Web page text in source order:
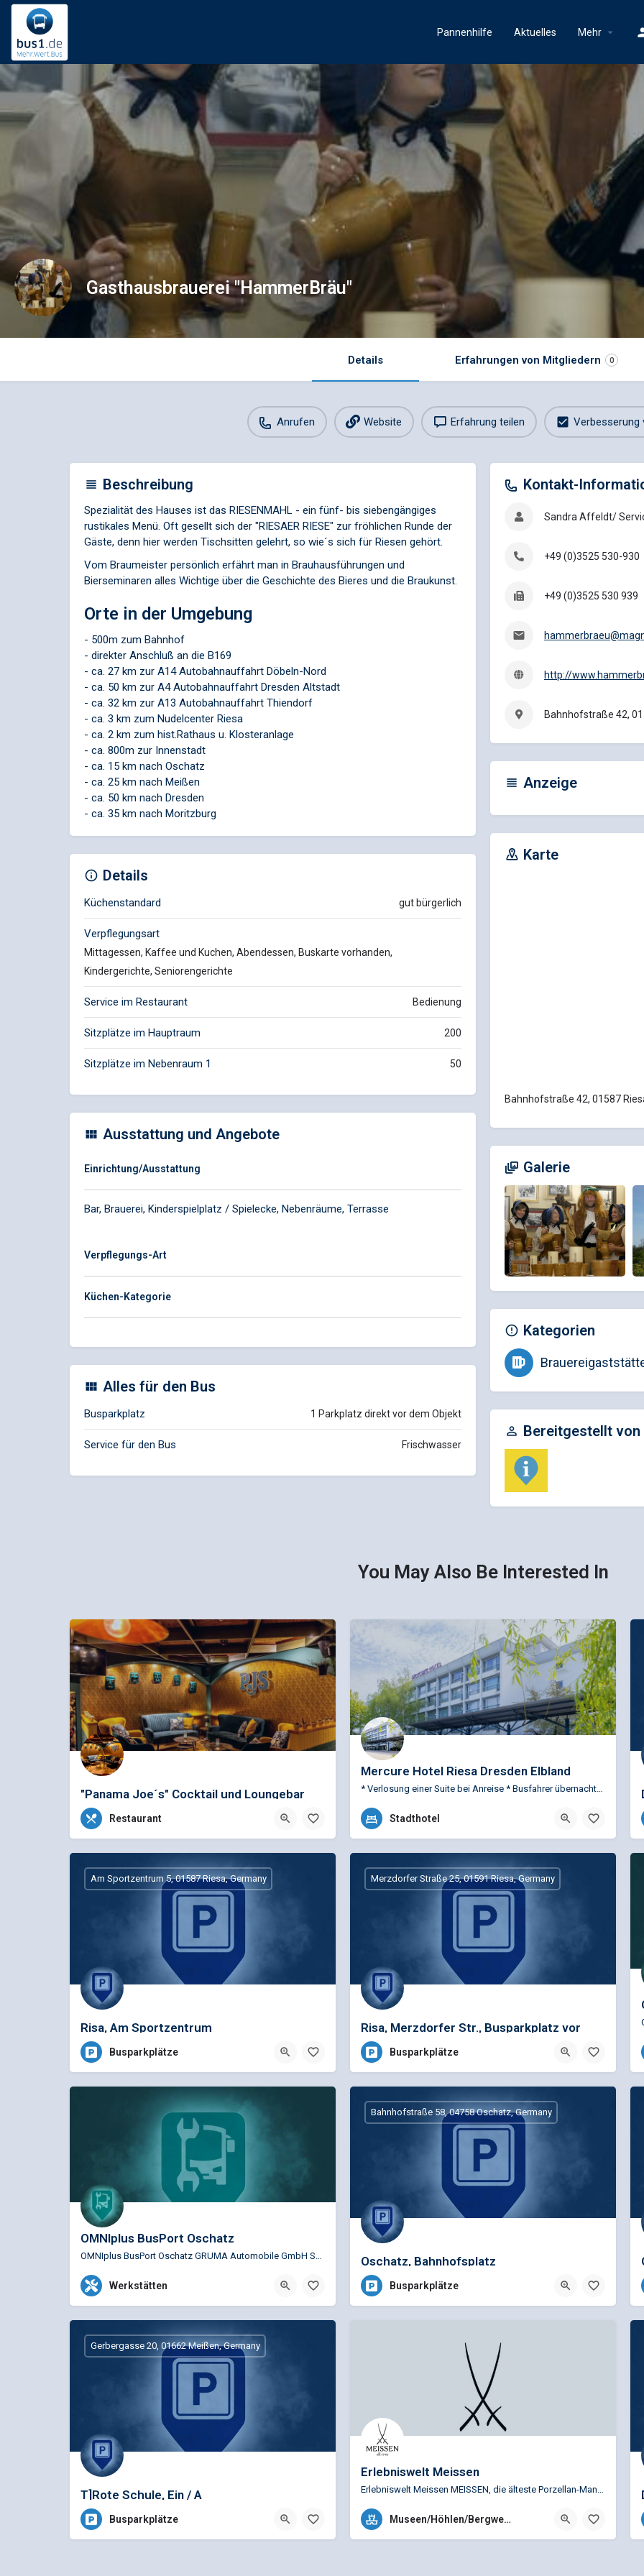
Pannenhilfe Aktuelles Mehr
Gasthausbrauerei "HammerBräu"
Details Erfahrungen von Mitgliedern 0
Anrufen Website Erfahrung teilen Verbesserung
Beschreibung
Spezialität des Hauses ist das RIESENMAHL - ein fünf- bis siebengängiges
rustikales Menü. Oft gesellt sich der "RIESAER RIESE" zur fröhlichen Runde der
Gäste, denn hier werden Tischsitten gelehrt, so wie´s sich für Riesen gehört.
Vom Braumeister persönlich erfährt man in Brauhausführungen und
Bierseminaren alles Wichtige über die Geschichte des Bieres und die Braukunst.
Orte in der Umgebung
- 500m zum Bahnhof
- direkter Anschluß an die B169
- ca. 27 km zur A14 Autobahnauffahrt Döbeln-Nord
- ca. 50 km zur A4 Autobahnauffahrt Dresden Altstadt
- ca. 32 km zur A13 Autobahnauffahrt Thiendorf
- ca. 3 km zum Nudelcenter Riesa
- ca. 2 km zum hist.Rathaus u. Klosteranlage
- ca. 800m zur Innenstadt
- ca. 15 km nach Oschatz
- ca. 25 km nach Meißen
- ca. 50 km nach Dresden
- ca. 35 km nach Moritzburg
Details
Küchenstandard gut bürgerlich
Verpflegungsart
Mittagessen, Kaffee und Kuchen, Abendessen, Buskarte vorhanden,
Kindergerichte, Seniorengerichte
Service im Restaurant Bedienung
Sitzplätze im Hauptraum 200
Sitzplätze im Nebenraum 1 50
Ausstattung und Angebote
Einrichtung/Ausstattung
Bar, Brauerei, Kinderspielplatz / Spielecke, Nebenräume, Terrasse
Verpflegungs-Art
Küchen-Kategorie
Alles für den Bus
Busparkplatz 1 Parkplatz direkt vor dem Objekt
Service für den Bus Frischwasser
Kontakt-
Sandra Affeldt/
+49 (0)3525 530-930
+49 (0)3525 530 939
http://
Bahnhofstraße 42,
Anzeige
Karte
Bahnhofstraße 42, 01587
Galerie
Kategorien
Bereitgestellt von
You May Also Be Interested In
"Panama Joe´s" Cocktail und Loungebar
+49 (0)3525 530 920
Restaurant
Mercure Hotel Riesa Dresden Elbland
+49 (0)3525 709 0
Bahnhofstraße 40, 01587 Riesa, Deutschland
Stadthotel
Risa, Am Sportzentrum
Am Sportzentrum 5, 01587 Riesa, Germany
Busparkplätze
Risa, Merzdorfer Str., Busparkplatz vor
Nudelcente
Merzdorfer Straße 25, 01591 Riesa, Germany
Busparkplätze
OMNIplus BusPort Oschatz
+49 3435 9035-110
Werkstätten
Oschatz, Bahnhofsplatz
Bahnhofstraße 58, 04758 Oschatz, Germany
Busparkplätze
T]Rote Schule, Ein / A
Gerbergasse 20, 01662 Meißen, Germany
Busparkplätze
Erlebniswelt Meissen
+49 (0)3521 468-208
Talstr. 9, 01662 Meißen, Deutschland
Museen/Höhlen/Bergwerke